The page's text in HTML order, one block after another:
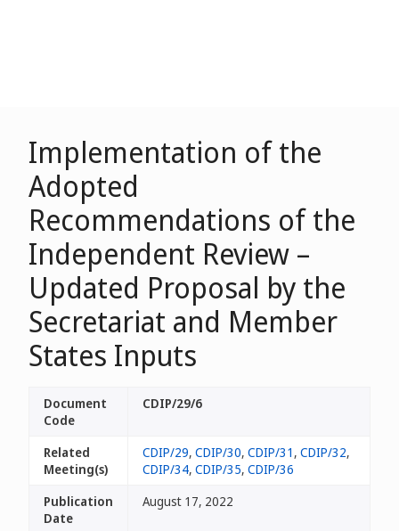
Implementation of the
Adopted
Recommendations of the
Independent Review –
Updated Proposal by the
Secretariat and Member
States Inputs
Document
Code
CDIP/29/6
Related
Meeting(s)
CDIP/29, CDIP/30, CDIP/31 , CDIP/32,
CDIP/34, CDIP/35, CDIP/36
Publication
Date
August 17, 2022